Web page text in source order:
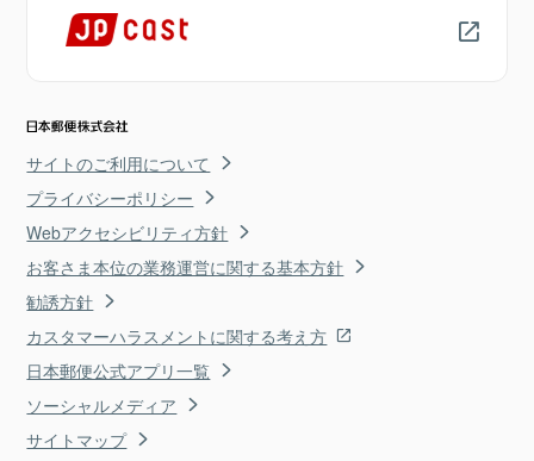
サイトのご利用について
プライバシーポリシー
Webアクセシビリティ方針
お客さま本位の業務運営に関する基本方針
勧誘方針
カスタマーハラスメントに関する考え方
日本郵便公式アプリ一覧
ソーシャルメディア
サイトマップ